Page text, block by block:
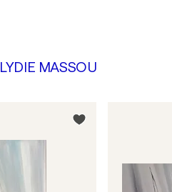
LYDIE MASSOU